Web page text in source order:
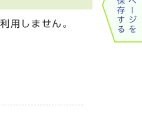
用しません。